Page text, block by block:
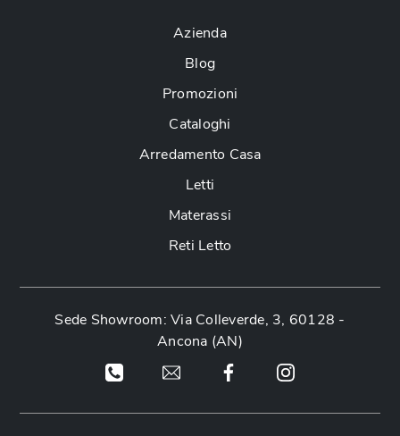
Azienda
Blog
Promozioni
Cataloghi
Arredamento Casa
Letti
Materassi
Reti Letto
Sede Showroom: Via Colleverde, 3, 60128 -
Ancona (AN)